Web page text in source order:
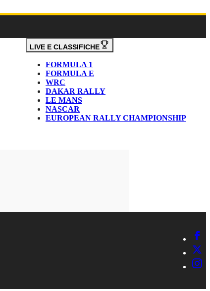
LIVE E CLASSIFICHE
FORMULA 1
FORMULA E
WRC
DAKAR RALLY
LE MANS
NASCAR
EUROPEAN RALLY CHAMPIONSHIP